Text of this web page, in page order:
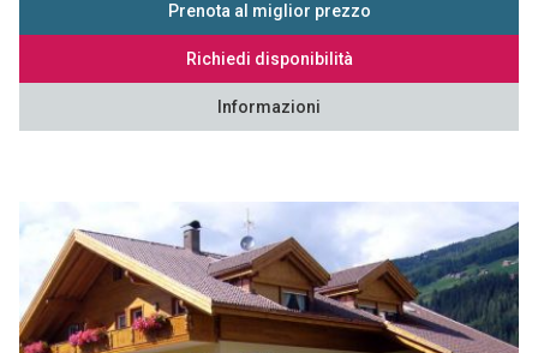
Prenota al miglior prezzo
Richiedi disponibilità
Informazioni